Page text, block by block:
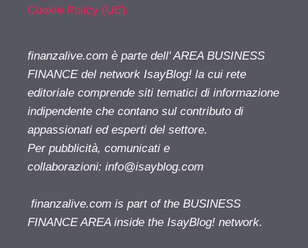
Cookie Policy (UE)
finanzalive.com è parte dell' AREA BUSINESS
FINANCE del network IsayBlog! la cui rete
editoriale comprende siti tematici di informazione
indipendente che contano sul contributo di
appassionati ed esperti del settore.
Per pubblicità, comunicati e
collaborazioni: info@isayblog.com
finanzalive.com is part of the BUSINESS
FINANCE AREA inside the IsayBlog! network.